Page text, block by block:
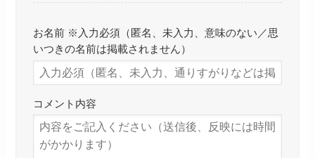
お名前 ※入力必須（匿名、未入力、意味のない／思
いつきの名前は掲載されません）
コメント内容